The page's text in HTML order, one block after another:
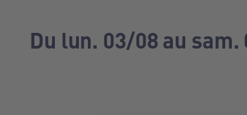
Du lun. 03/08 au